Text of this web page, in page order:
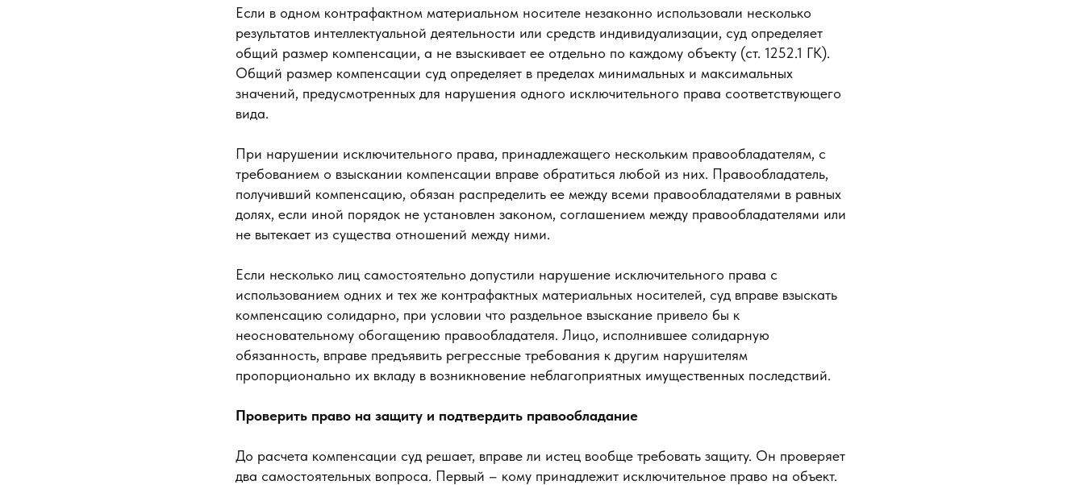
Если в одном контрафактном материальном носителе незаконно использовали несколько
результатов интеллектуальной деятельности или средств индивидуализации, суд определяет
общий размер компенсации, а не взыскивает ее отдельно по каждому объекту (ст. 1252.1 ГК).
Общий размер компенсации суд определяет в пределах минимальных и максимальных
значений, предусмотренных для нарушения одного исключительного права соответствующего
вида.
При нарушении исключительного права, принадлежащего нескольким правообладателям, с
требованием о взыскании компенсации вправе обратиться любой из них. Правообладатель,
получивший компенсацию, обязан распределить ее между всеми правообладателями в равных
долях, если иной порядок не установлен законом, соглашением между правообладателями или
не вытекает из существа отношений между ними.
Если несколько лиц самостоятельно допустили нарушение исключительного права с
использованием одних и тех же контрафактных материальных носителей, суд вправе взыскать
компенсацию солидарно, при условии что раздельное взыскание привело бы к
неосновательному обогащению правообладателя. Лицо, исполнившее солидарную
обязанность, вправе предъявить регрессные требования к другим нарушителям
пропорционально их вкладу в возникновение неблагоприятных имущественных последствий.
Проверить право на защиту и подтвердить правообладание
До расчета компенсации суд решает, вправе ли истец вообще требовать защиту. Он проверяет
два самостоятельных вопроса. Первый – кому принадлежит исключительное право на объект.